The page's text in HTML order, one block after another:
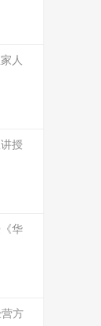
人
授
华
方